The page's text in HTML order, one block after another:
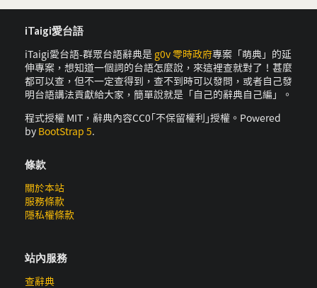
iTaigi愛台語
iTaigi愛台語-群眾台語辭典是 g0v 零時政府專案「萌典」的延
伸專案，想知道一個詞的台語怎麼說，來這裡查就對了！甚麼
都可以查，但不一定查得到，查不到時可以發問，或者自己發
明台語講法貢獻給大家，簡單說就是「自己的辭典自己編」。
程式授權 MIT，辭典內容CC0｢不保留權利｣授權。Powered
by BootStrap 5.
條款
關於本站
服務條款
隱私權條款
站內服務
查辭典